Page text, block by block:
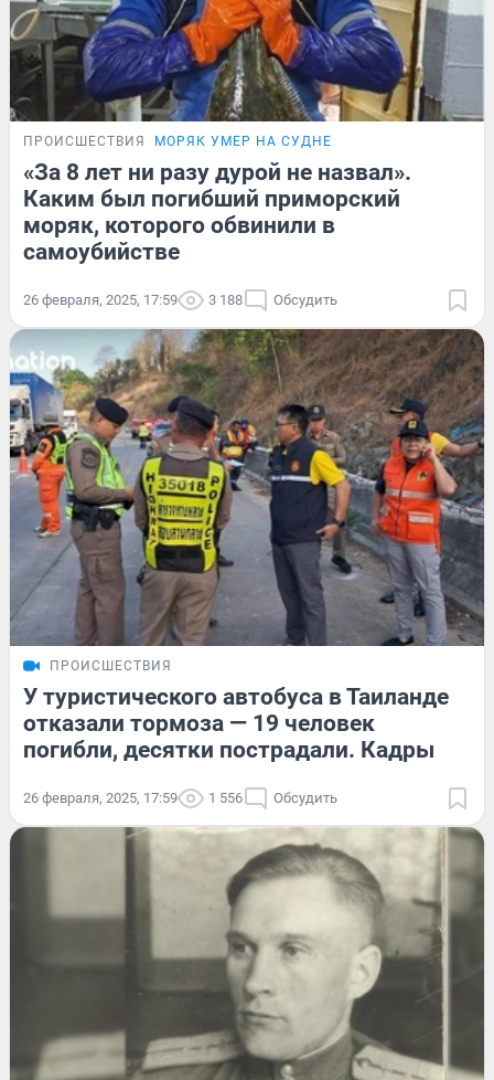
ПРОИСШЕСТВИЯ МОРЯК УМЕР НА СУДНЕ
«За 8 лет ни разу дурой не назвал».
Каким был погибший приморский
моряк, которого обвинили в
самоубийстве
26 февраля, 2025, 17:59 3 188 Обсудить
ПРОИСШЕСТВИЯ
У туристического автобуса в Таиланде
отказали тормоза — 19 человек
погибли, десятки пострадали. Кадры
26 февраля, 2025, 17:59 1 556 Обсудить